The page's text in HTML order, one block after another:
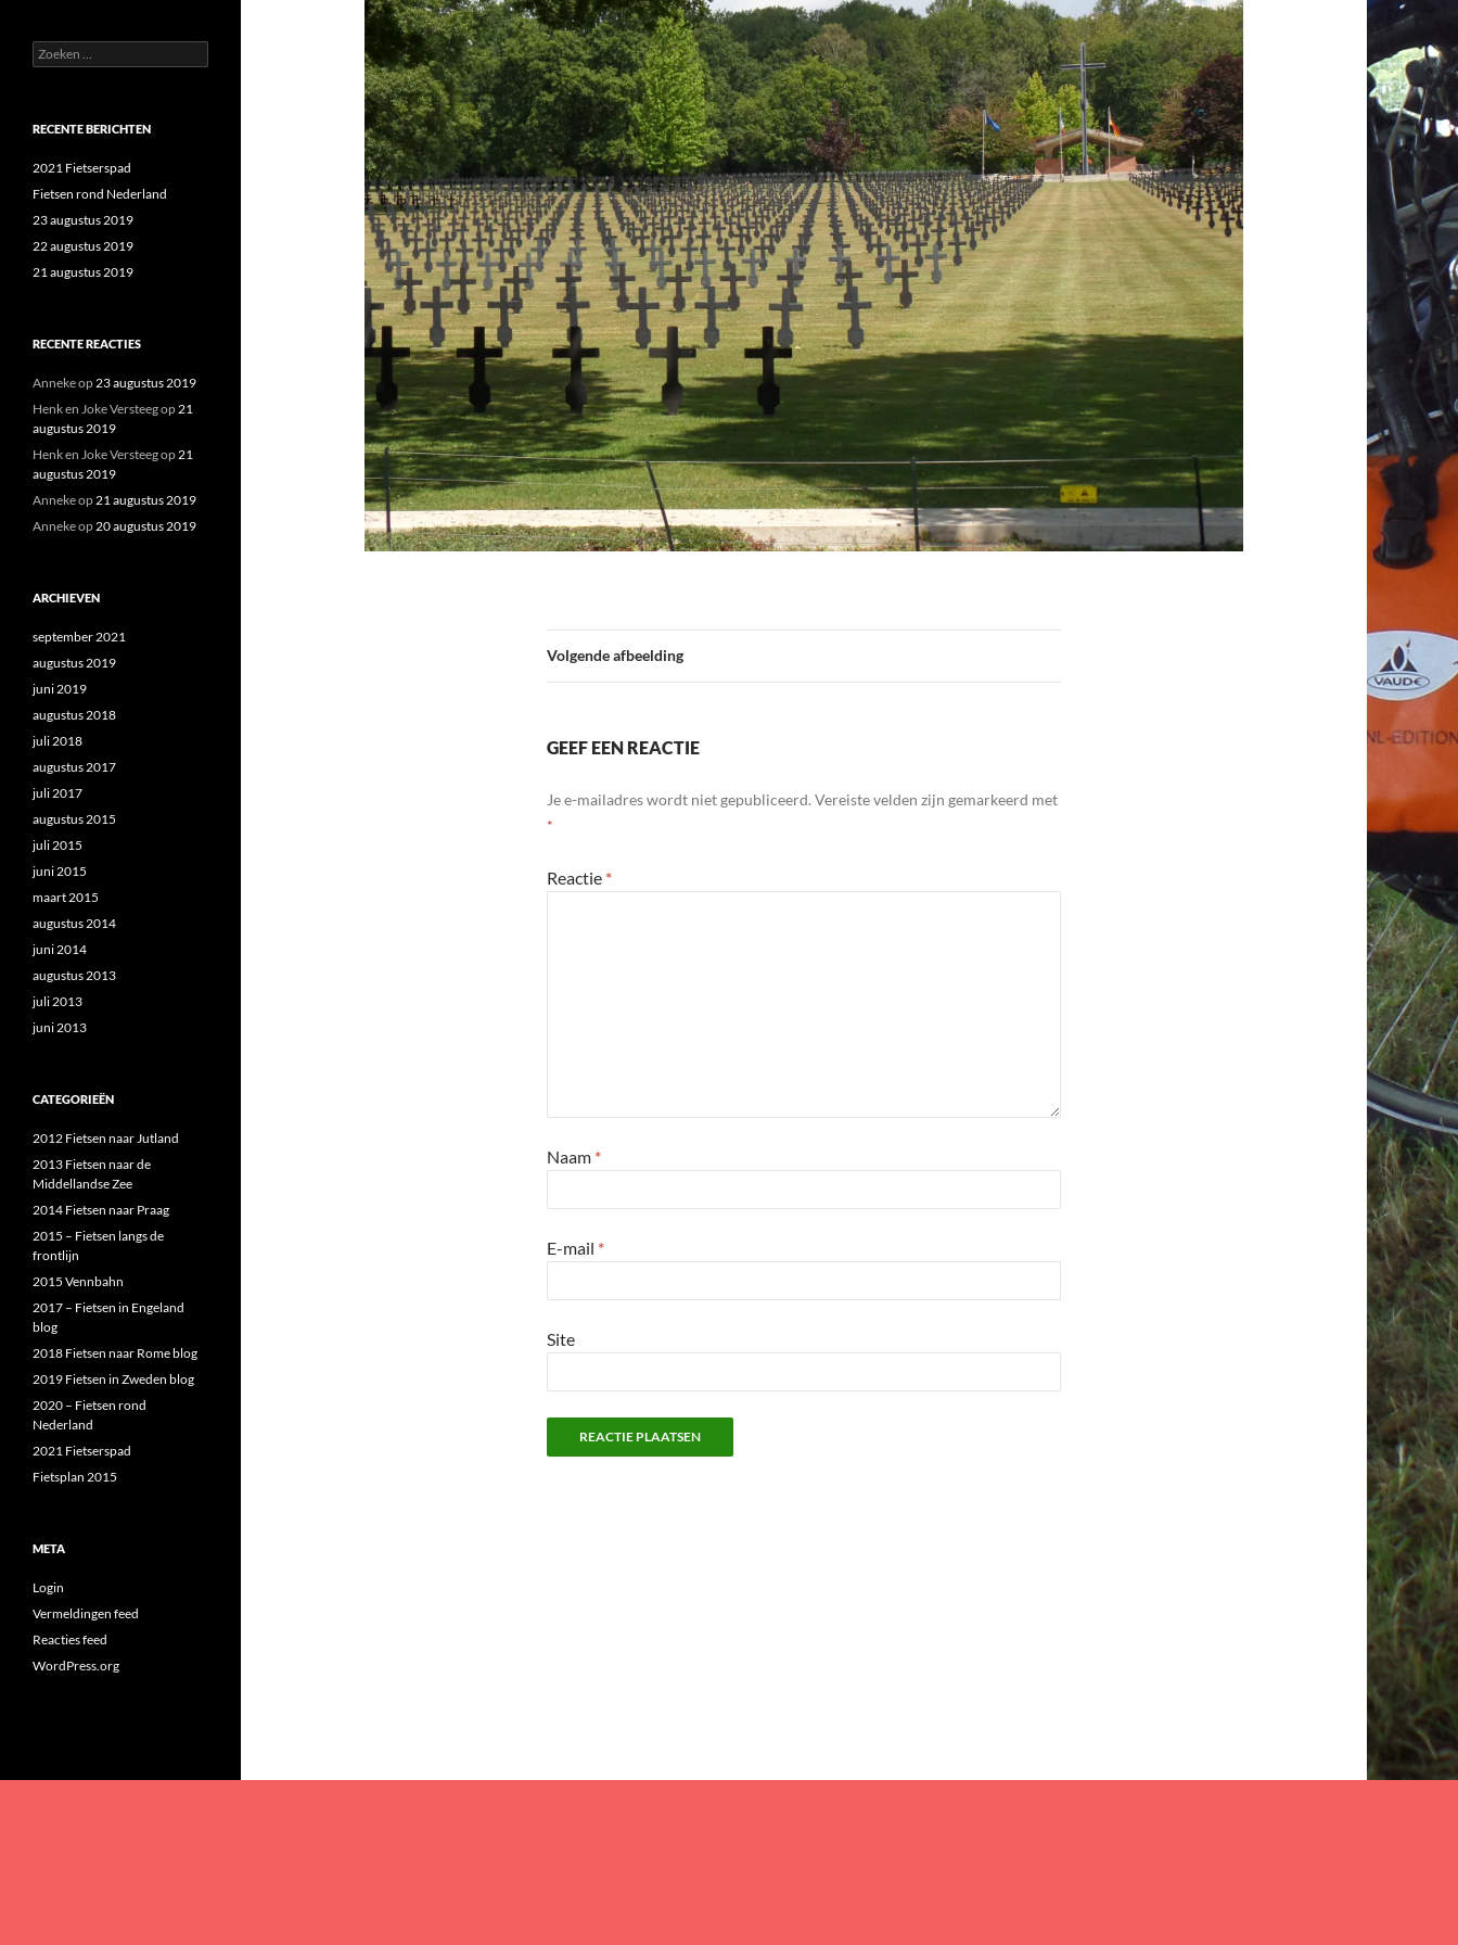
Volgende afbeelding
GEEF EEN REACTIE
Je e-mailadres wordt niet gepubliceerd.Vereiste velden zijn gemarkeerd met
*
Reactie *
Naam *
E-mail *
Site
Zoeken
naar:
RECENTE BERICHTEN
2021 Fietserspad
Fietsen rond Nederland
23 augustus 2019
22 augustus 2019
21 augustus 2019
RECENTE REACTIES
Annekeop23 augustus 2019
Henk en Joke Versteegop21
augustus 2019
Henk en Joke Versteegop21
augustus 2019
Annekeop21 augustus 2019
Annekeop20 augustus 2019
ARCHIEVEN
september 2021
augustus 2019
juni 2019
augustus 2018
juli 2018
augustus 2017
juli 2017
augustus 2015
juli 2015
juni 2015
maart 2015
augustus 2014
juni 2014
augustus 2013
juli 2013
juni 2013
CATEGORIEËN
2012 Fietsen naar Jutland
2013 Fietsen naar de
Middellandse Zee
2014 Fietsen naar Praag
2015 – Fietsen langs de
frontlijn
2015 Vennbahn
2017 – Fietsen in Engeland
blog
2018 Fietsen naar Rome blog
2019 Fietsen in Zweden blog
2020 – Fietsen rond
Nederland
2021 Fietserspad
Fietsplan 2015
META
Login
Vermeldingen feed
Reacties feed
WordPress.org